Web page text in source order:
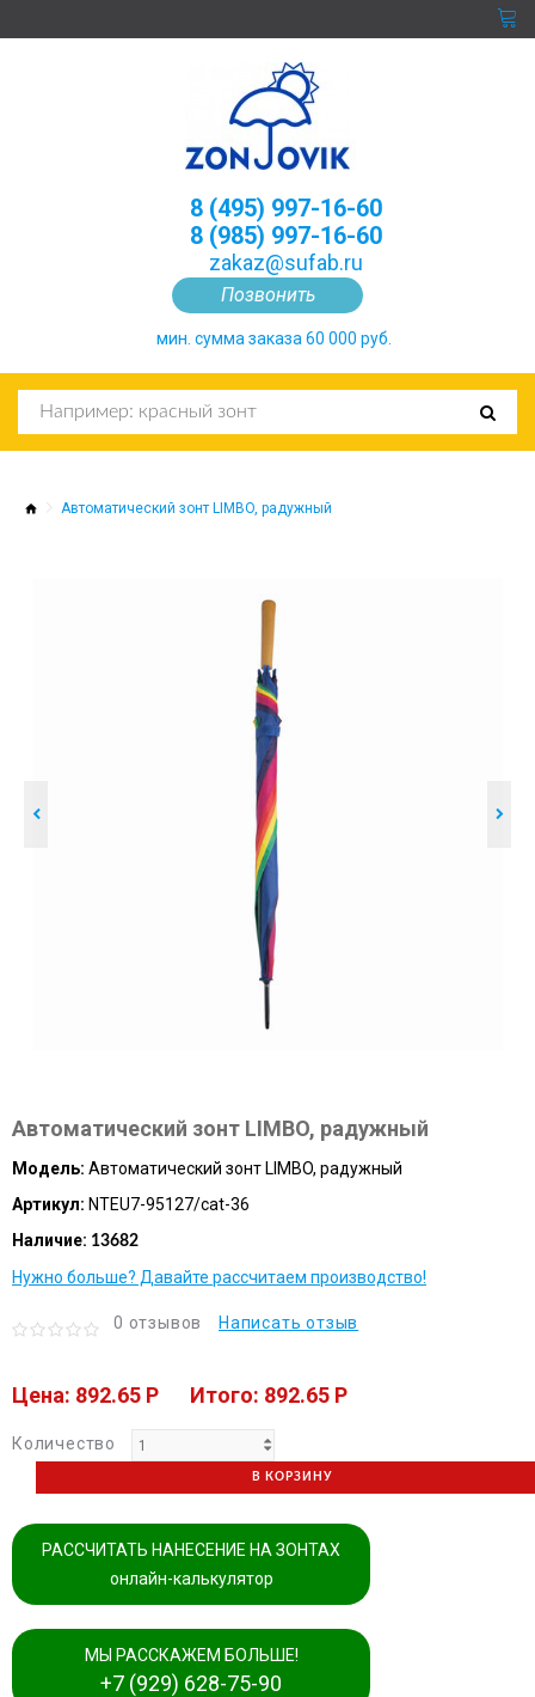
Позвонить
8 (495) 997-16-60
8 (985) 997-16-60
zakaz@sufab.ru
мин. сумма заказа 60 000 руб.
Автоматический зонт LIMBO, радужный
Автоматический зонт LIMBO, радужный
Модель: Автоматический зонт LIMBO, радужный
Артикул: NTEU7-95127/cat-36
Наличие: 13682
Нужно больше? Давайте рассчитаем производство!
0 отзывов Написать отзыв
Цена: 892.65 P Итого: 892.65 P
Количество
В КОРЗИНУ
РАССЧИТАТЬ НАНЕСЕНИЕ НА ЗОНТАХ
онлайн-калькулятор
МЫ РАССКАЖЕМ БОЛЬШЕ!
+7 (929) 628-75-90